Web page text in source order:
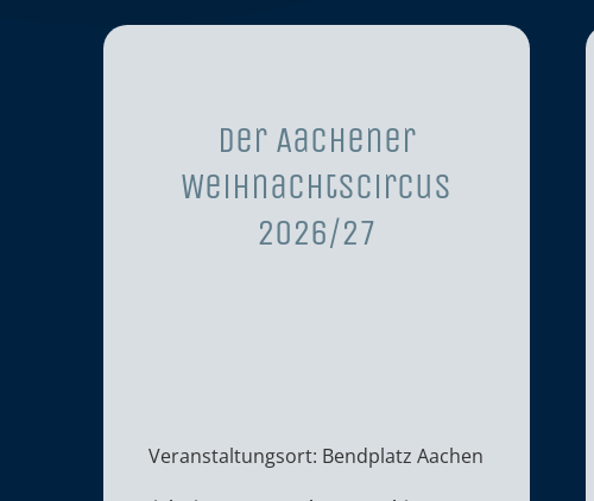
Der Aachener
Weihnachtscircus
2026/27
Veranstaltungsort: Bendplatz Aachen